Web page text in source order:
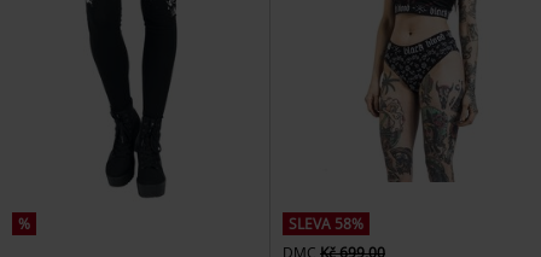
%
SLEVA 58%
DMC Kč 699,00